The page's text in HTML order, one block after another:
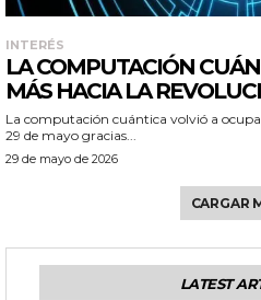
INTERÉS
LA COMPUTACIÓN
MÁS HACIA LA
La computación cuántica volvió a
29 de mayo gracias...
29 de mayo de 2026
CARGAR
LATEST